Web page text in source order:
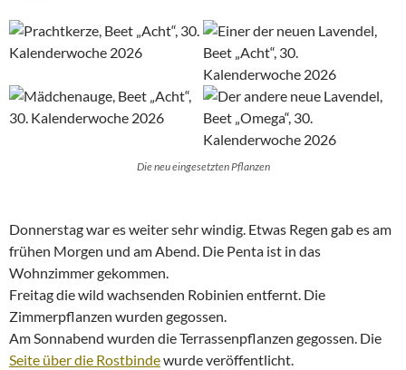
Die neu eingesetzten Pflanzen
Donnerstag war es weiter sehr windig. Etwas Regen gab es am
frühen Morgen und am Abend. Die Penta ist in das
Wohnzimmer gekommen.
Freitag die wild wachsenden Robinien entfernt. Die
Zimmerpflanzen wurden gegossen.
Am Sonnabend wurden die Terrassenpflanzen gegossen. Die
Seite über die Rostbindewurde veröffentlicht.